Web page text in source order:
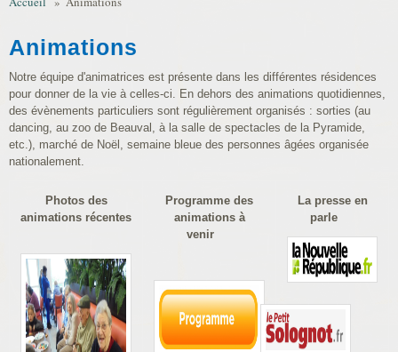
Animations
Notre équipe d'animatrices est présente dans les différentes résidences
pour donner de la vie à celles-ci. En dehors des animations quotidiennes,
des évènements particuliers sont régulièrement organisés : sorties (au
dancing, au zoo de Beauval, à la salle de spectacles de la Pyramide,
etc.), marché de Noël, semaine bleue des personnes âgées organisée
nationalement.
Photos des
animations récentes
Programme des
animations à
venir
La presse en
parle